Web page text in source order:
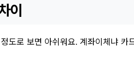
이
도로 보면 아쉬워요. 계좌이체냐